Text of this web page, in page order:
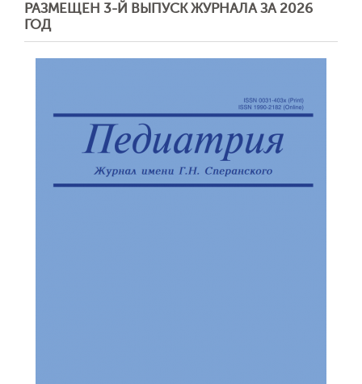
РАЗМЕЩЕН 3-Й ВЫПУСК ЖУРНАЛА ЗА 2026
ГОД